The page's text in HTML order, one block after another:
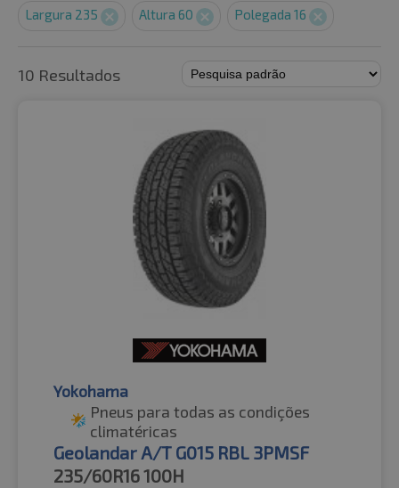
Largura 235 Altura 60 Polegada 16
10 Resultados
Yokohama
Pneus para todas as condições
climatéricas
Geolandar A/T G015 RBL 3PMSF
235/60R16100H